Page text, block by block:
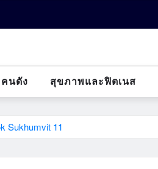
นดัง สุขภาพและฟิตเนส
Sukhumvit 11